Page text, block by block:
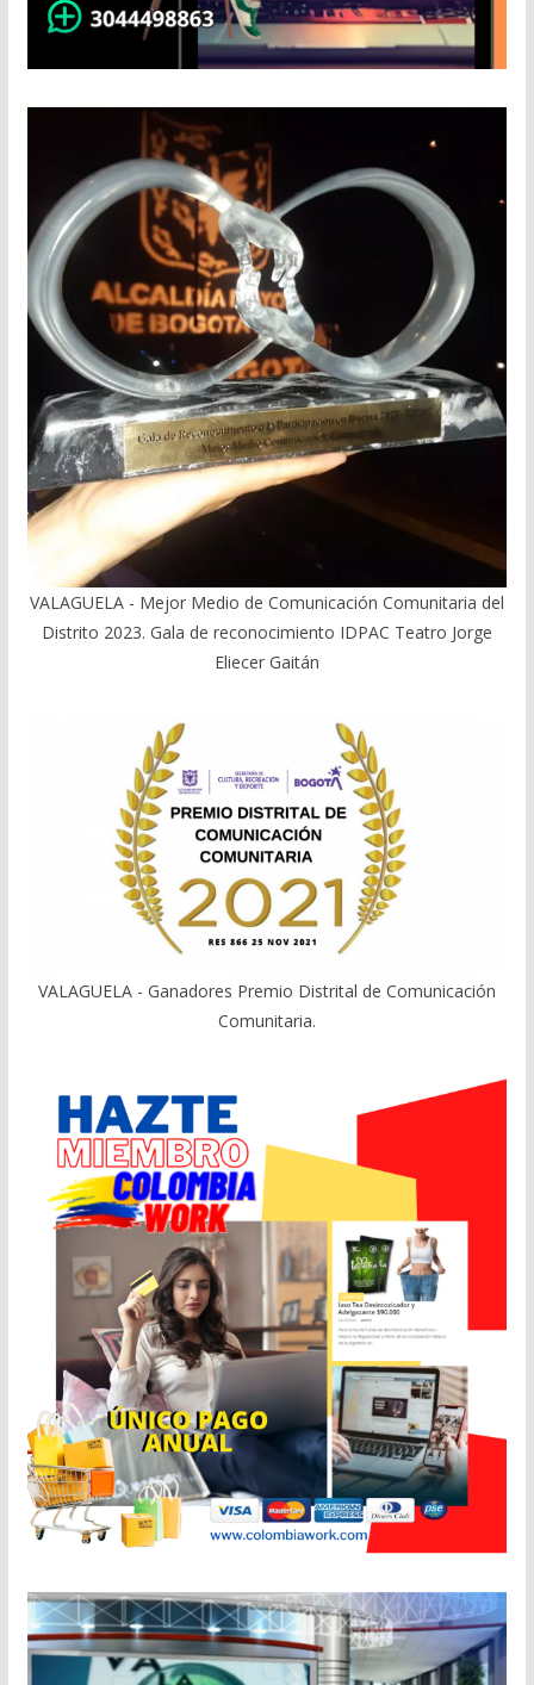
VALAGUELA - Mejor Medio de Comunicación Comunitaria del
Distrito 2023. Gala de reconocimiento IDPAC Teatro Jorge
Eliecer Gaitán
VALAGUELA - Ganadores Premio Distrital de Comunicación
Comunitaria.